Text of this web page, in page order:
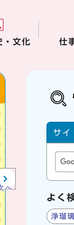
・文化 仕
へ
サイ
サイ
よく
浄瑠